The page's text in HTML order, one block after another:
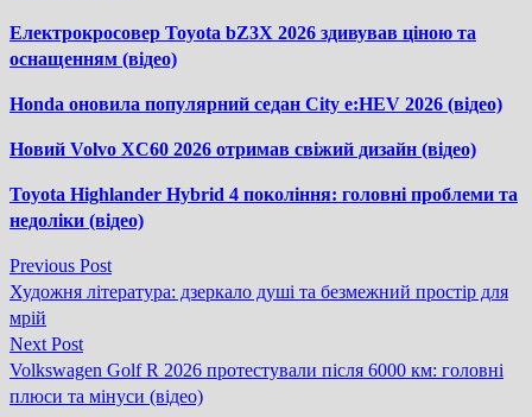
Електрокросовер Toyota bZ3X 2026 здивував ціною та
оснащенням (відео)
Honda оновила популярний седан City e:HEV 2026 (відео)
Новий Volvo XC60 2026 отримав свіжий дизайн (відео)
Toyota Highlander Hybrid 4 покоління: головні проблеми та
недоліки (відео)
Навігація
записів
Previous PostPrevious
post:
Художня література: дзеркало душі та безмежний простір для
мрій
Next PostNext
post:
Volkswagen Golf R 2026 протестували після 6000 км: головні
плюси та мінуси (відео)